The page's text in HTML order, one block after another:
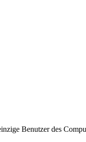
Benutzer des